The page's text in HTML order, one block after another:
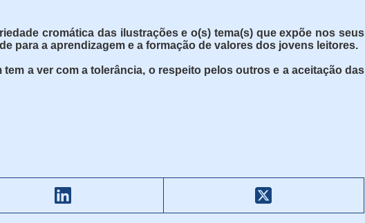
cromática das ilustrações e o(s) tema(s) que expõe nos seus
para a aprendizagem e a formação de valores dos jovens leitores.
a ver com a tolerância, o respeito pelos outros e a aceitação das